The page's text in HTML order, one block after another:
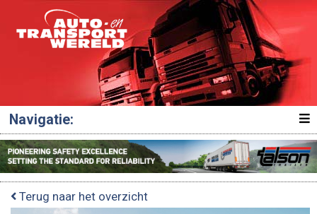
Navigatie:
Terug naar het overzicht